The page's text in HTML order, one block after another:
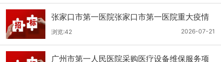
张家口市第一医院张家口市第一医院重大疫情
救治基地手术室及重症监护室医疗设备采购项
目更正公告
2026-07-21
浏览:42
广州市第一人民医院采购医疗设备维保服务项